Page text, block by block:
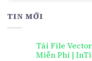
TIN MỚI
Tải File
Miễn Phí |